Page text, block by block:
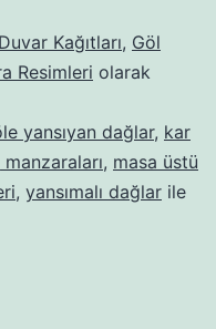
Duvar Kağıtları, Göl
Resimleri olarak
yansıyan dağlar, kar
, masa üstü
, yansımalı dağlar ile